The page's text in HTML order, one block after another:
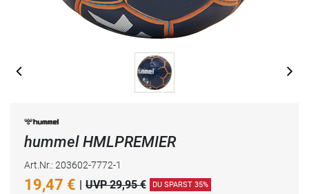
hummel HMLPREMIER
Art.Nr.: 203602-7772-1
19,47 € | UVP 29,95 € DU SPARST 35%